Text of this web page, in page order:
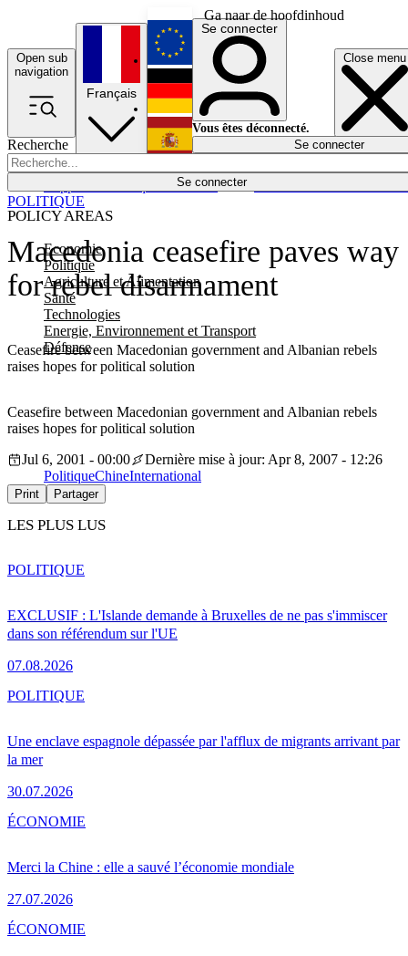
Ga naar de hoofdinhoud
Open sub
navigation
Close menu
Recherche
Se connecter
POLICY AREAS
Economie
Politique
Agriculture et Alimentation
Santé
Technologies
Energie, Environnement et Transport
Défense
Économie
Français
English
Deutsch
Español
Se connecter
Vous êtes déconnecté.
Se connecter
Macedonia ceasefire paves way
for rebel disarmament
Ceasefire between Macedonian government and Albanian rebels
raises hopes for political solution
POLITIQUE
Ceasefire between Macedonian government and Albanian rebels
raises hopes for political solution
Jul 6, 2001 - 00:00
Dernière mise à jour: Apr 8, 2007 - 12:26
PolitiqueChineInternational
Print Partager
LES PLUS LUS
EXCLUSIF : L'Islande demande à Bruxelles de ne pas s'immiscer
dans son référendum sur l'UE
07.08.2026
POLITIQUE
Une enclave espagnole dépassée par l'afflux de migrants arrivant par
la mer
30.07.2026
POLITIQUE
Merci la Chine : elle a sauvé l’économie mondiale
27.07.2026
ÉCONOMIE
ÉCONOMIE